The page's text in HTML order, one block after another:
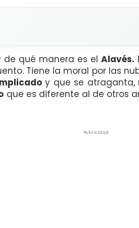
de qué manera es elAlavés.
Tiene la moral por las
y que se atraganta,
que es diferente al de otros
Publicidad